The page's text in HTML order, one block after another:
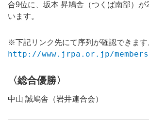
合9位に、坂本 昇鳩舎（つくば南部）が
います。
※下記リンク先にて序列が確認できます
http://www.jrpa.or.jp/
〈総合優勝〉
中山 誠鳩舎 （岩井連合会）